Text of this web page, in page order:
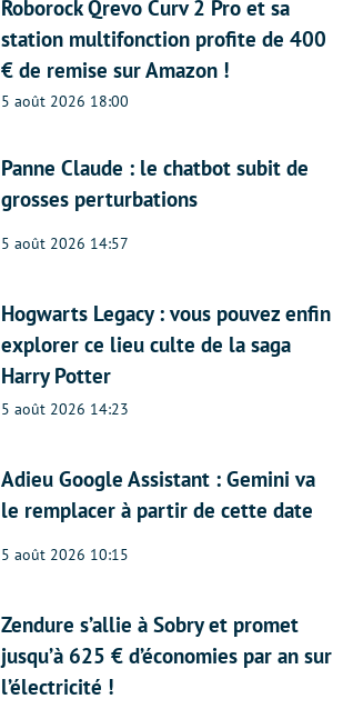
Roborock Qrevo Curv 2 Pro et sa
station multifonction profite de 400
€ de remise sur Amazon !
5 août 2026 18:00
Panne Claude : le chatbot subit de
grosses perturbations
5 août 2026 14:57
Hogwarts Legacy : vous pouvez enfin
explorer ce lieu culte de la saga
Harry Potter
5 août 2026 14:23
Adieu Google Assistant : Gemini va
le remplacer à partir de cette date
5 août 2026 10:15
Zendure s’allie à Sobry et promet
jusqu’à 625 € d’économies par an sur
l’électricité !